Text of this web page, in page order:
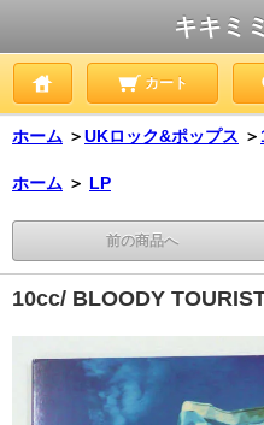
キキミ
カート
ホーム ＞UKロック&ポップス ＞
ホーム ＞ LP
前の商品へ
10cc/ BLOODY